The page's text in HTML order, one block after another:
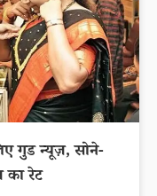
गुड न्यूज़, सोने-
का रेट